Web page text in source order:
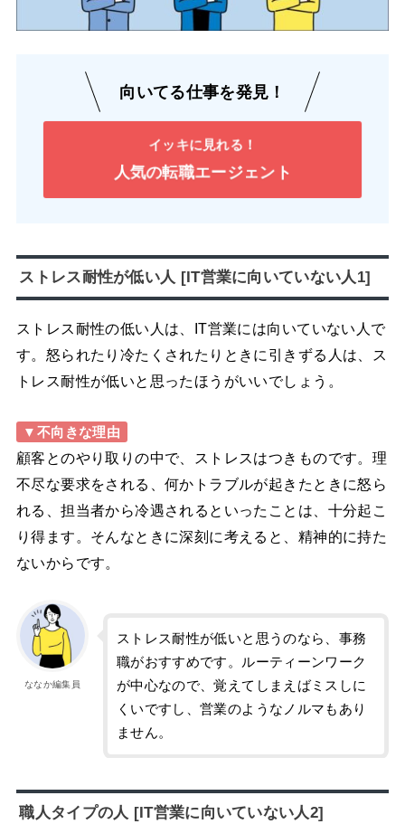
向いてる仕事を発見！
イッキに見れる！
人気の転職エージェント
ストレス耐性が低い人 [IT営業に向いていない人1]
ストレス耐性の低い人は、IT営業には向いていない人で
す。怒られたり冷たくされたりときに引きずる人は、ス
トレス耐性が低いと思ったほうがいいでしょう。
▼不向きな理由
顧客とのやり取りの中で、ストレスはつきものです。理
不尽な要求をされる、何かトラブルが起きたときに怒ら
れる、担当者から冷遇されるといったことは、十分起こ
り得ます。そんなときに深刻に考えると、精神的に持た
ないからです。
ななか編集員
ストレス耐性が低いと思うのなら、事務
職がおすすめです。ルーティーンワーク
が中心なので、覚えてしまえばミスしに
くいですし、営業のようなノルマもあり
ません。
職人タイプの人 [IT営業に向いていない人2]